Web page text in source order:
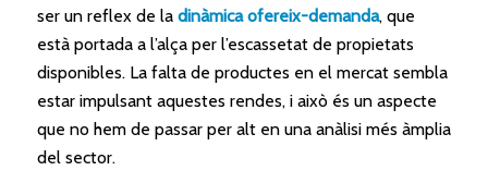
ser un reflex de la dinàmica ofereix-demanda, que
està portada a l’alça per l’escassetat de propietats
disponibles. La falta de productes en el mercat sembla
estar impulsant aquestes rendes, i això és un aspecte
que no hem de passar per alt en una anàlisi més àmplia
del sector.